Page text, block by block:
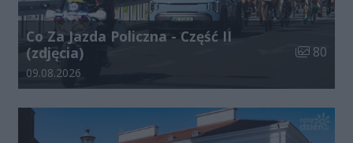
Co Za Jazda Policzna - Część II
(zdjęcia)
Liczba
80
Data dodania galerii:
09.08.2026